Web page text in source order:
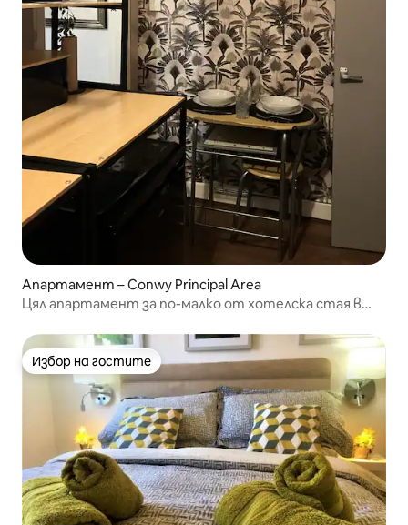
Апартамент – Conwy Principal Area
Цял апартамент за по-малко от хотелска стая в
Избор на гостите
Избор на гостите